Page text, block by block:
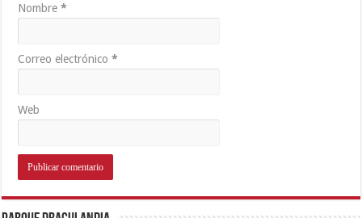
Nombre*
Correo electrónico*
Web